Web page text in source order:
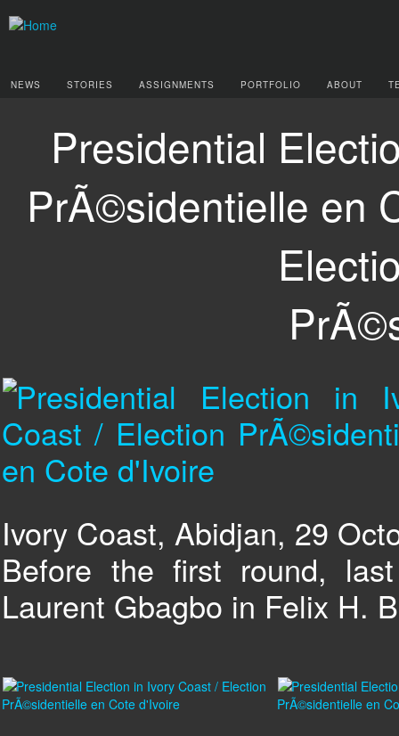
NEWS STORIES ASSIGNMENTS PORTFOLIO ABOUT
Presidential
PrÃ©sidentielle en
Ivory Coast, Abidjan, 29
Before the first round,
Laurent Gbagbo in Felix H.